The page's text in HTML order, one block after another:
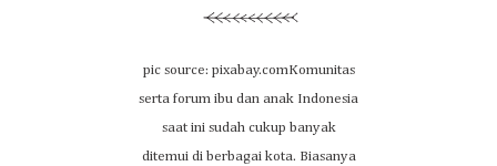
pic source: pixabay.comKomunitas
serta forum ibu dan anak Indonesia
saat ini sudah cukup banyak
ditemui di berbagai kota. Biasanya